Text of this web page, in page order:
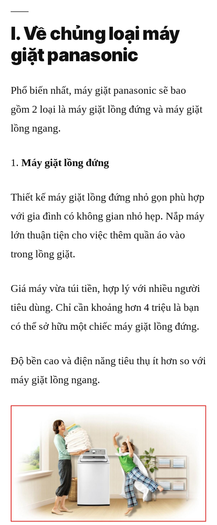
I. Về chủng loại máy
giặt panasonic
Phổ biến nhất, máy giặt panasonic sẽ bao
gồm 2 loại là máy giặt lồng đứng và máy giặt
lồng ngang.
Máy giặt lồng đứng
Thiết kế máy giặt lồng đứng nhỏ gọn phù hợp
với gia đình có không gian nhỏ hẹp. Nắp máy
lớn thuận tiện cho việc thêm quần áo vào
trong lồng giặt.
Giá máy vừa túi tiền, hợp lý với nhiều người
tiêu dùng. Chỉ cần khoảng hơn 4 triệu là bạn
có thể sở hữu một chiếc máy giặt lồng đứng.
Độ bền cao và điện năng tiêu thụ ít hơn so với
máy giặt lồng ngang.